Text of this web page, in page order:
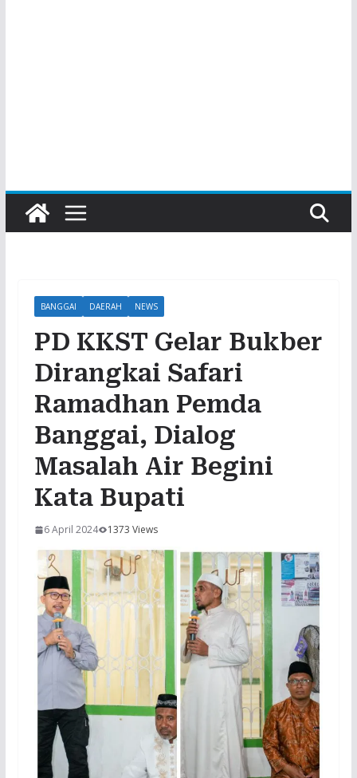
BANGGAI DAERAH NEWS
PD KKST Gelar Bukber
Dirangkai Safari
Ramadhan Pemda
Banggai, Dialog
Masalah Air Begini
Kata Bupati
6 April 2024 1373 Views